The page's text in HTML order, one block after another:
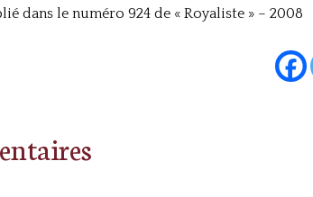
dans le numéro 924 de « Royaliste » – 2008